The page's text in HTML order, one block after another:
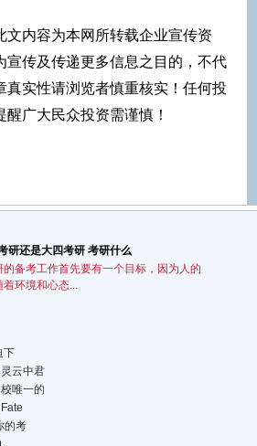
文内容为本网所转载企业宣传资
宣传及传递更多信息之目的，不代
真实性请浏览者慎重核实！任何投
广大民众投资需谨慎！
研还是大四考研 考研什么
的备考工作首先要有一个目标，因为人的
环境和心态...
下
云中君
唯一的
的考